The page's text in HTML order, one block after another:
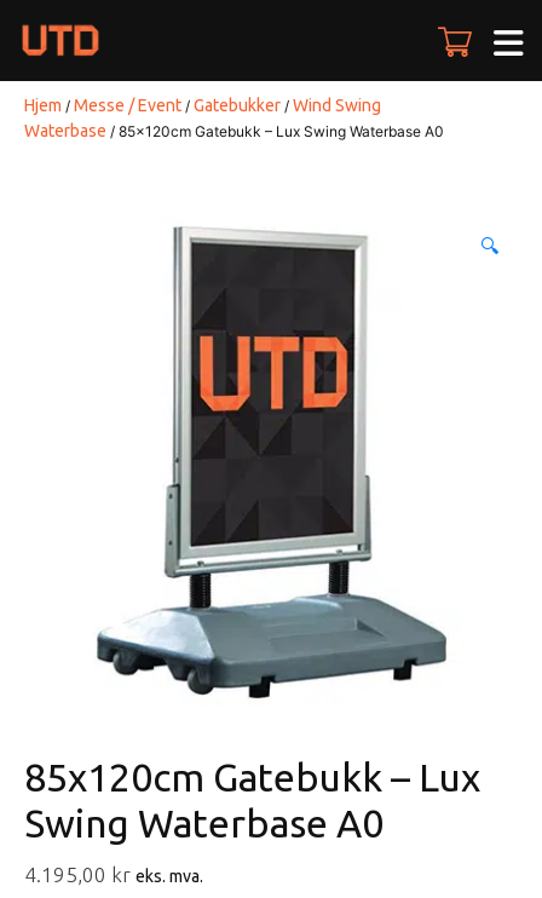
Hjem / Messe / Event / Gatebukker / Wind Swing
Waterbase / 85x120cm Gatebukk – Lux Swing Waterbase A0
🔍
85x120cm Gatebukk – Lux
Swing Waterbase A0
4.195,00 kr eks. mva.